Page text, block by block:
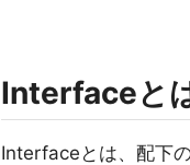
Interfaceと
Interfaceとは、配下